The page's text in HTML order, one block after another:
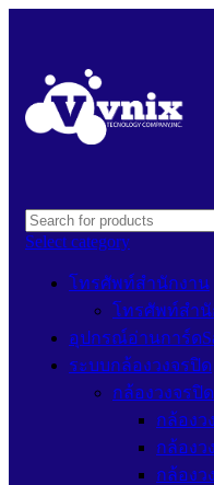
Select category
โทรศัพท์สำนักงาน
โทรศัพท์สำนั
อุปกรณ์อ่านการ์ด
ระบบกล้องวงจรปิด
กล้องวงจรปิด
กล้องว
กล้องว
กล้องว